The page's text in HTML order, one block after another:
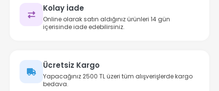
Kolay İade
Online olarak satın aldığınız ürünleri 14 gün
içerisinde iade edebilirsiniz.
Ücretsiz Kargo
Yapacağınız 2500 TL üzeri tüm alışverişlerde kargo
bedava.